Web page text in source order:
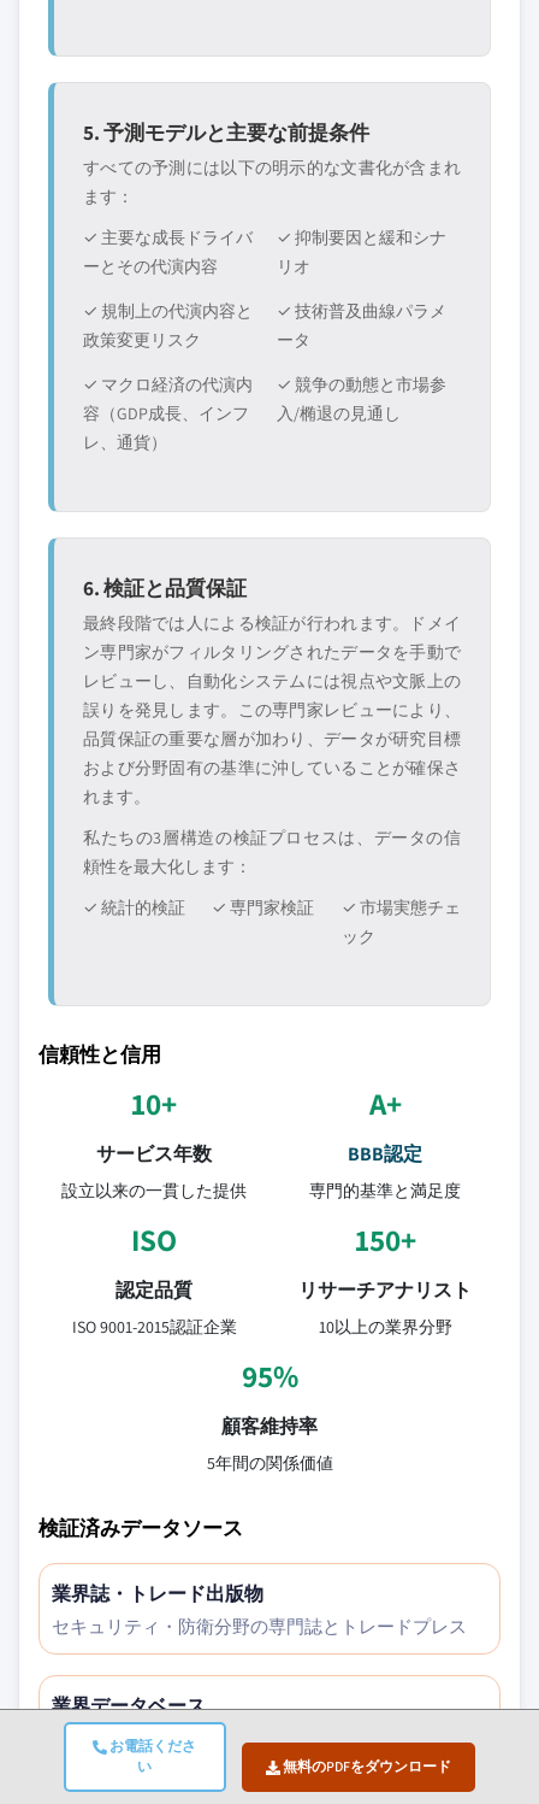
お電話くださ
い
無料のPDFをダウンロード
5. 予測モデルと主要な前提条件
すべての予測には以下の明示的な文書化が含まれ
ます：
✓ 主要な成長ドライバ
ーとその代演内容
✓ 抑制要因と緩和シナ
リオ
✓ 規制上の代演内容と
政策変更リスク
✓ 技術普及曲線パラメ
ータ
✓ マクロ経済の代演内
容（GDP成長、インフ
レ、通貨）
✓ 競争の動態と市場参
入/椭退の見通し
6. 検証と品質保証
最終段階では人による検証が行われます。ドメイ
ン専門家がフィルタリングされたデータを手動で
レビューし、自動化システムには視点や文脈上の
誤りを発見します。この専門家レビューにより、
品質保証の重要な層が加わり、データが研究目標
および分野固有の基準に沖していることが確保さ
れます。
私たちの3層構造の検証プロセスは、データの信
頼性を最大化します：
✓ 統計的検証
✓ 専門家検証
✓ 市場実態チェ
ック
信頼性と信用
10+
サービス年数
設立以来の一貫した提供
A+
BBB認定
専門的基準と満足度
ISO
認定品質
ISO 9001-2015認証企業
150+
リサーチアナリスト
10以上の業界分野
95%
顧客維持率
5年間の関係価値
検証済みデータソース
業界誌・トレード出版物
セキュリティ・防衛分野の専門誌とトレードプレス
業界データベース
独自および第三者市場データベース